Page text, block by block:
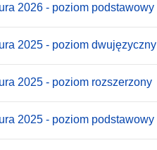
2026 - poziom podstawowy
2025 - poziom dwujęzyczny
2025 - poziom rozszerzony
2025 - poziom podstawowy